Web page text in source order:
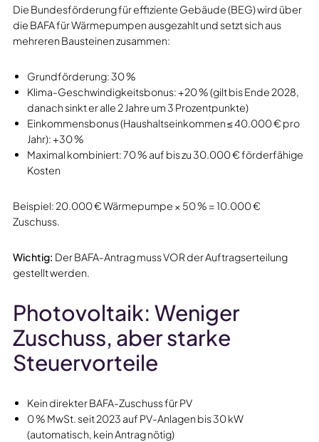
Die Bundesförderung für effiziente Gebäude (BEG) wird über
die BAFA für Wärmepumpen ausgezahlt und setzt sich aus
mehreren Bausteinen zusammen:
Grundförderung: 30 %
Klima-Geschwindigkeitsbonus: +20 % (gilt bis Ende 2028,
danach sinkt er alle 2 Jahre um 3 Prozentpunkte)
Einkommensbonus (Haushaltseinkommen ≤ 40.000 € pro
Jahr): +30 %
Maximal kombiniert: 70 % auf bis zu 30.000 € förderfähige
Kosten
Beispiel: 20.000 € Wärmepumpe × 50 % = 10.000 €
Zuschuss.
Wichtig: Der BAFA-Antrag muss VOR der Auftragserteilung
gestellt werden.
Photovoltaik: Weniger
Zuschuss, aber starke
Steuervorteile
Kein direkter BAFA-Zuschuss für PV
0 % MwSt. seit 2023 auf PV-Anlagen bis 30 kW
(automatisch, kein Antrag nötig)